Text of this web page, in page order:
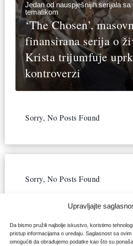
Upravljajte
Da bismo pružili najbolje iskustvo, koristimo
pristup informacijama o uređaju. Saglasnost sa
omogućiti da obrađujemo podatke kao što su
Jedan od nauspješnijih serijala
tematikom
‘The Chosen’,
finansirana serija o
Krista trijumfuje
kontroverzi
Sorry, No Posts Found
Sorry, No Posts Found